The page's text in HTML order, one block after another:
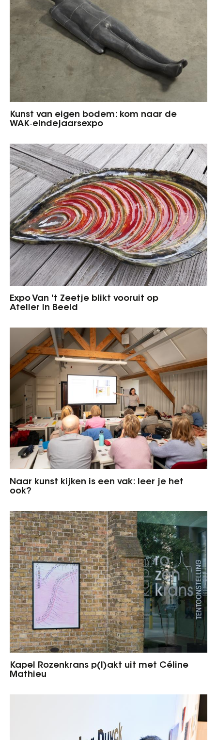
Kunst van eigen bodem: kom naar de
WAK‑eindejaarsexpo
Expo Van 't Zeetje blikt vooruit op
Atelier in Beeld
Naar kunst kijken is een vak: leer je het
ook?
Kapel Rozenkrans p(l)akt uit met Céline
Mathieu